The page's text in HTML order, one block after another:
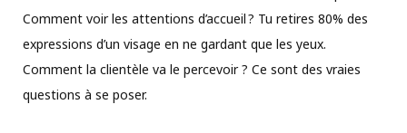
Comment voir les attentions d’accueil ? Tu retires 80% des
expressions d’un visage en ne gardant que les yeux.
Comment la clientèle va le percevoir ? Ce sont des vraies
questions à se poser.